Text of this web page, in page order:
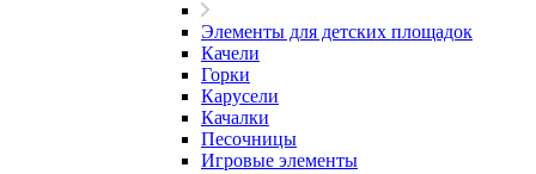
Элементы для детских площадок
Качели
Горки
Карусели
Качалки
Песочницы
Игровые элементы